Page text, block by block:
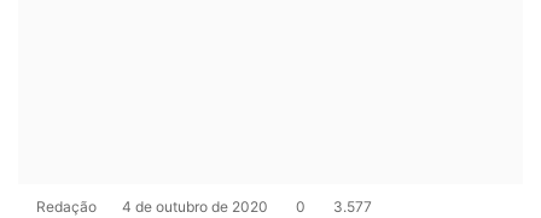
Redação 4 de outubro de 2020 0 3.577